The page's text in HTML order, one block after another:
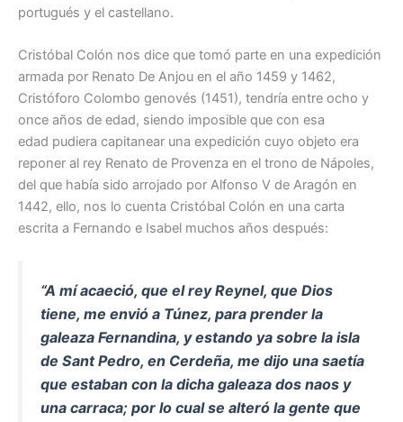
portugués y el castellano.
Cristóbal Colón nos dice que tomó parte en una expedición
armada por Renato De Anjou en el año 1459 y 1462,
Cristóforo Colombo genovés (1451), tendría entre ocho y
once años de edad, siendo imposible que con esa
edad pudiera capitanear una expedición cuyo objeto era
reponer al rey Renato de Provenza en el trono de Nápoles,
del que había sido arrojado por Alfonso V de Aragón en
1442, ello, nos lo cuenta Cristóbal Colón en una carta
escrita a Fernando e Isabel muchos años después:
“A mí acaeció, que el rey Reynel, que Dios
tiene, me envió a Túnez, para prender la
galeaza Fernandina, y estando ya sobre la isla
de Sant Pedro, en Cerdeña, me dijo una saetía
que estaban con la dicha galeaza dos naos y
una carraca; por lo cual se alteró la gente que